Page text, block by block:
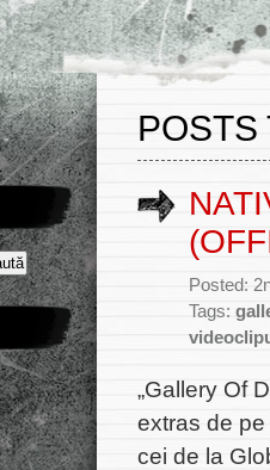
POSTS
Posted:
Tags:
„Gallery Of
extras de
cei de la